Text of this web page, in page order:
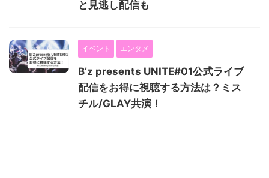
と見逃し配信も
イベント エンタメ
B’z presents UNITE#01公式ライブ
配信をお得に視聴する方法は？ミス
チル/GLAY共演！